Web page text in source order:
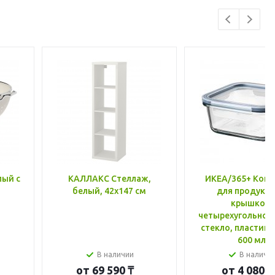
с
КАЛЛАКС Стеллаж,
белый, 42x147 см
В наличии
от 69 590 ₸
ИКЕА/365+
для
крышкой,
стекло, пластик
600 мл
В
от 4 080 ₸